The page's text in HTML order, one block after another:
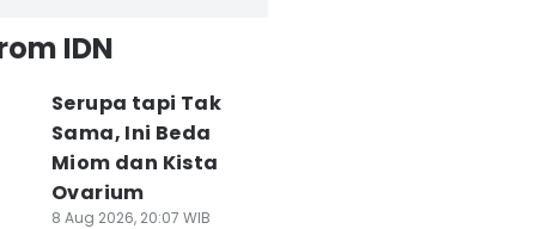
IDN
Serupa tapi Tak
Sama, Ini Beda
Miom dan Kista
Ovarium
8 Aug 2026, 20:07 WIB